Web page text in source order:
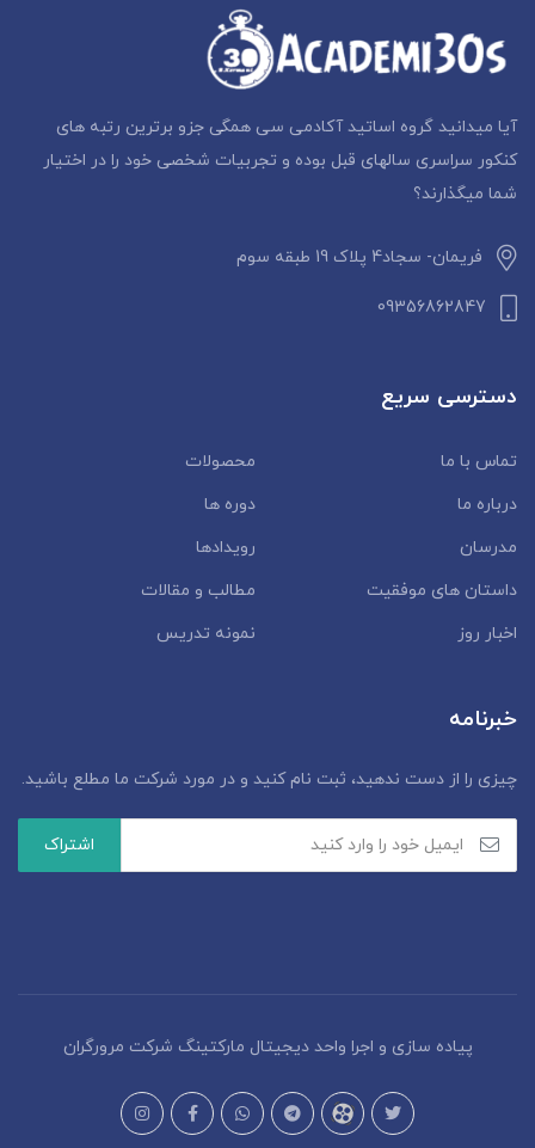
آیا میدانید گروه اساتید آکادمی سی همگی جزو برترین رتبه های
کنکور سراسری سالهای قبل بوده و تجربیات شخصی خود را در اختیار
شما میگذارند؟
فریمان- سجاد4 پلاک 19 طبقه سوم
09356862847
دسترسی سریع
تماس با ما
محصولات
درباره ما
دوره ها
مدرسان
رویدادها
داستان‌ های موفقیت
مطالب و مقالات
اخبار روز
نمونه تدریس
خبرنامه
چیزی را از دست ندهید، ثبت نام کنید و در مورد شرکت ما مطلع باشید.
پیاده سازی و اجرا واحد دیجیتال مارکتینگ شرکت مرورگران